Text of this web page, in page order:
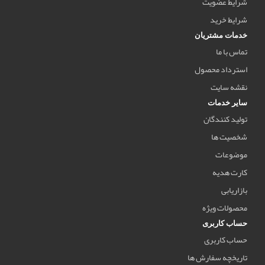
شرایط خرید
خدمات مشتریان
تماس با ما
استرداد محصول
نقشه سایت
سایر خدمات
تولید کنندگان
شخصیت ها
موضوعات
کارت هدیه
بازاریابی
محصولات ویژه
حساب کاربری
حساب کاربری
تاریخچه سفارش ها